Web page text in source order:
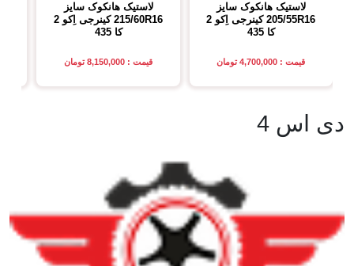
لاستیک هانکوک سایز
205/55R16
کینرجی اِکو 2
کا 435
قیمت : 4,700,000 تومان
لاستیک هانکوک سایز
215/60R16
کینرجی اِکو 2
کا 435
قیمت : 8,150,000 تومان
دی اس 4